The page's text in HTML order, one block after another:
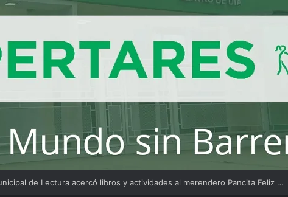
para perros y gatos: habrá multas para quienes no los registren